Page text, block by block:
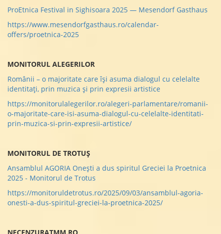
ProEtnica Festival in Sighisoara 2025 — Mesendorf Gasthaus
https://www.mesendorfgasthaus.ro/calendar-
offers/proetnica-2025
MONITORUL ALEGERILOR
Românii – o majoritate care îşi asuma dialogul cu celelalte
identitaţi, prin muzica şi prin expresii artistice
https://monitorulalegerilor.ro/alegeri-parlamentare/romanii-
o-majoritate-care-isi-asuma-dialogul-cu-celelalte-identitati-
prin-muzica-si-prin-expresii-artistice/
MONITORUL DE TROTUȘ
Ansamblul AGORIA Onești a dus spiritul Greciei la Proetnica
2025 - Monitorul de Trotus
https://monitoruldetrotus.ro/2025/09/03/ansamblul-agoria-
onesti-a-dus-spiritul-greciei-la-proetnica-2025/